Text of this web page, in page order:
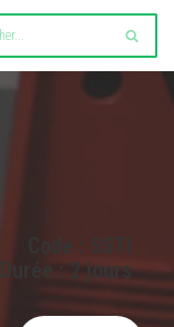
Code : SSTI
Durée : 2 jours